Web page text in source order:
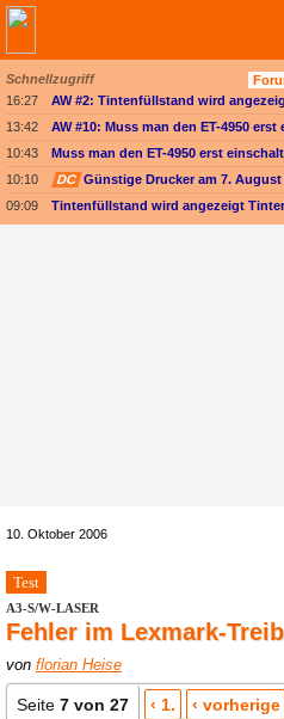
Schnellzugriff
16:27
13:42
10:43
10:10
DC Günstige Drucker am 7. August
09:09
10. Oktober 2006
Test
A3-S/W-LASER
Fehler im Lexmark-
von florian Heise
Seite 7 von 27 ‹ 1. ‹ vorherige
Angebote